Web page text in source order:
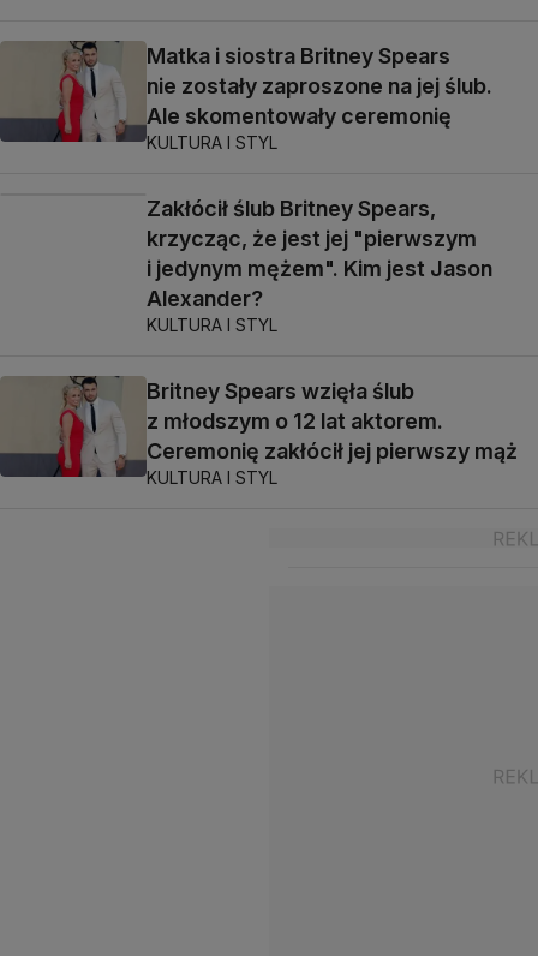
Matka i siostra Britney Spears
nie zostały zaproszone na jej ślub.
Ale skomentowały ceremonię
KULTURA I STYL
Zakłócił ślub Britney Spears,
krzycząc, że jest jej "pierwszym
i jedynym mężem". Kim jest Jason
Alexander?
KULTURA I STYL
Britney Spears wzięła ślub
z młodszym o 12 lat aktorem.
Ceremonię zakłócił jej pierwszy mąż
KULTURA I STYL